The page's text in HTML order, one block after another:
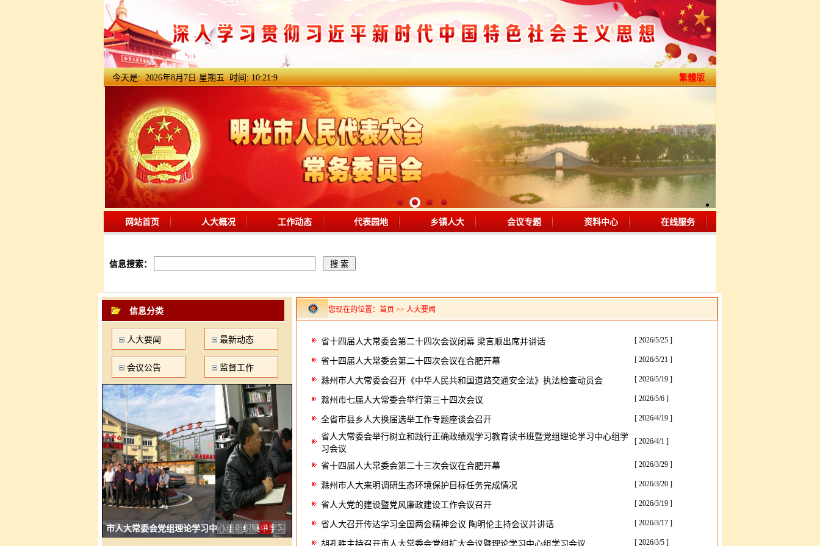
今天是:2026年8月7日 星期五 时间:10:21:9 繁體版
网站首页 人大概况 工作动态 代表园地 乡镇人大 会议专题 资料中心 在线服务
信息搜索：
信息分类
人大要闻 最新动态
会议公告 监督工作
市人大常委会党组理论学习中心组组织集中学习
1 2 3 4 5
您现在的位置：首页 >> 人大要闻
省十四届人大常委会第二十四次会议闭幕 梁言顺出席并讲话 [ 2026/5/25 ]
省十四届人大常委会第二十四次会议在合肥开幕 [ 2026/5/21 ]
滁州市人大常委会召开《中华人民共和国道路交通安全法》执法检查动员会 [ 2026/5/19 ]
滁州市七届人大常委会举行第三十四次会议 [ 2026/5/6 ]
全省市县乡人大换届选举工作专题座谈会召开 [ 2026/4/19 ]
省人大常委会举行树立和践行正确政绩观学习教育读书班暨党组理论学习中心组学
习会议
[ 2026/4/1 ]
省十四届人大常委会第二十三次会议在合肥开幕 [ 2026/3/29 ]
滁州市人大来明调研生态环境保护目标任务完成情况 [ 2026/3/20 ]
省人大党的建设暨党风廉政建设工作会议召开 [ 2026/3/19 ]
省人大召开传达学习全国两会精神会议 陶明伦主持会议并讲话 [ 2026/3/17 ]
胡孔胜主持召开市人大常委会党组扩大会议暨理论学习中心组学习会议 [ 2026/3/5 ]